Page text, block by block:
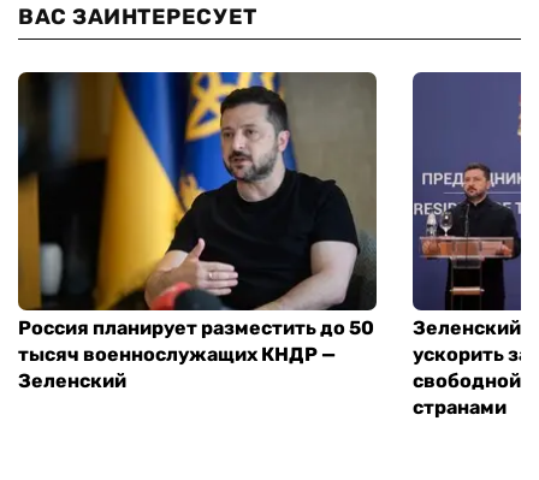
ВАС ЗАИНТЕРЕСУЕТ
Россия планирует разместить до 50
тысяч военнослужащих КНДР —
Зеленский
Зеленский
ускорить
свободной
странами